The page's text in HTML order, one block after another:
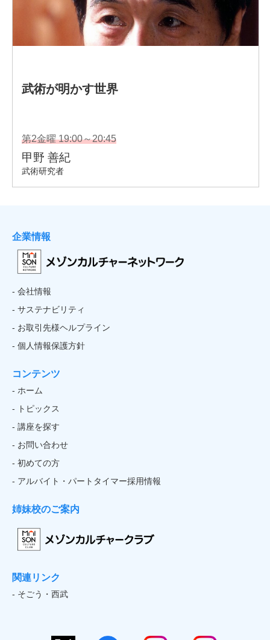
企業情報
- 会社情報
- サステナビリティ
- お取引先様ヘルプライン
- 個人情報保護方針
コンテンツ
- ホーム
- トピックス
- 講座を探す
- お問い合わせ
- 初めての方
- アルバイト・パートタイマー採用情報
姉妹校のご案内
関連リンク
- そごう・西武